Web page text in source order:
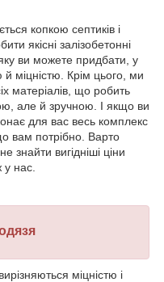
копкою септиків і
якісні залізобетонні
яку ви можете придбати, у
й міцністю. Крім цього, ми
матеріалів, що робить
але й зручною. І якщо ви
для вас весь комплекс
вам потрібно. Варто
знайти вигідніші ціни
у нас.
міцністю і